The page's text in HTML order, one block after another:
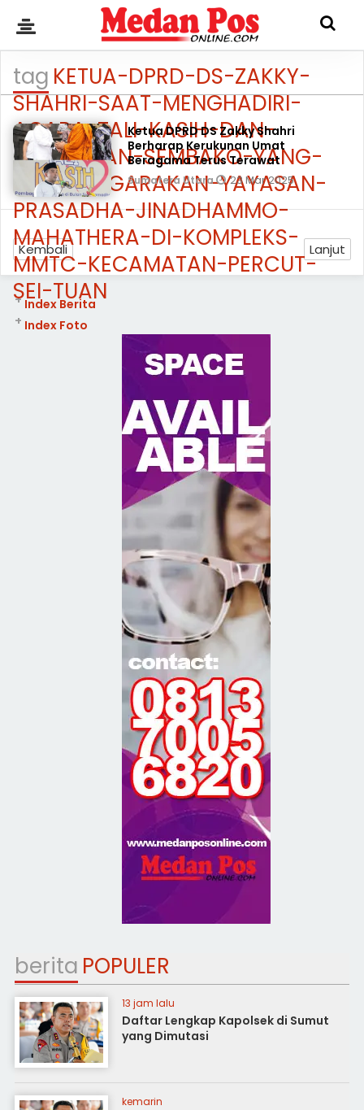
tag KETUA-DPRD-DS-ZAKKY-
SHAHRI-SAAT-MENGHADIRI-
ACARA-TALI-KASIH-DAN-
PEMBAGIAN-SEMBAKO-YANG-
DISELENGGARAKAN-YAYASAN-
PRASADHA-JINADHAMMO-
MAHATHERA-DI-KOMPLEKS-
MMTC-KECAMATAN-PERCUT-
SEI-TUAN
Ketua DPRD DS Zakky Shahri
Berharap Kerukunan Umat
Beragama Terus Terawat
Sumatera Utara 23 Mar 2025
Kembali Lanjut
Index Berita
+
Index Foto
+
berita POPULER
13 jam lalu
Daftar Lengkap Kapolsek di Sumut
yang Dimutasi
kemarin